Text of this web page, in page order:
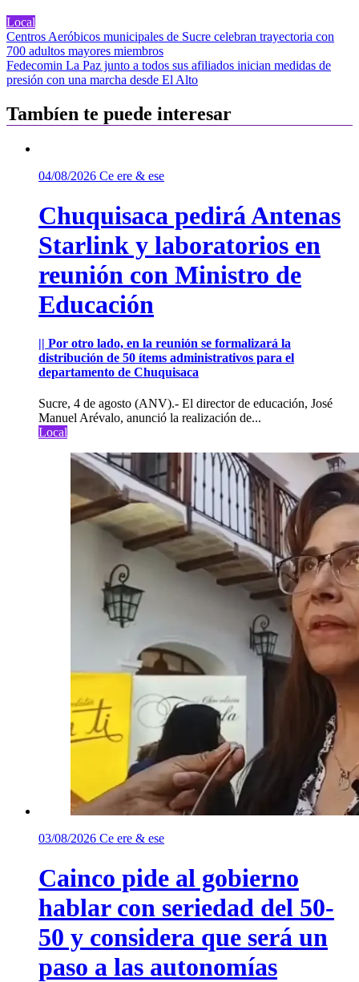
Local
Navegación
de
entradas
Centros Aeróbicos municipales de Sucre celebran trayectoria con
700 adultos mayores miembros
Fedecomin La Paz junto a todos sus afiliados inician medidas de
presión con una marcha desde El Alto
Tambíen te puede interesar
04/08/2026 Ce ere & ese
Chuquisaca pedirá Antenas
Starlink y laboratorios en
reunión con Ministro de
Educación
|| Por otro lado, en la reunión se formalizará la
distribución de 50 ítems administrativos para el
departamento de Chuquisaca
Sucre, 4 de agosto (ANV).- El director de educación, José
Manuel Arévalo, anunció la realización de...
Local
03/08/2026 Ce ere & ese
Cainco pide al gobierno
hablar con seriedad del 50-
50 y considera que será un
paso a las autonomías